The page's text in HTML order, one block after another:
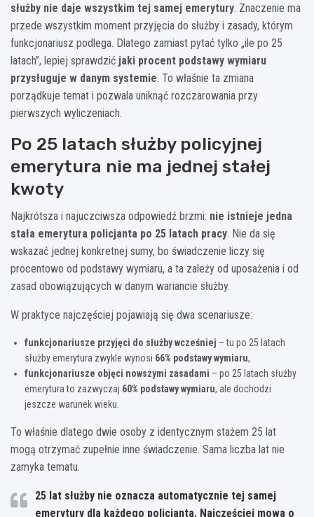
służby nie daje wszystkim tej samej emerytury. Znaczenie ma
przede wszystkim moment przyjęcia do służby i zasady, którym
funkcjonariusz podlega. Dlatego zamiast pytać tylko „ile po 25
latach”, lepiej sprawdzić jaki procent podstawy wymiaru
przysługuje w danym systemie. To właśnie ta zmiana
porządkuje temat i pozwala uniknąć rozczarowania przy
pierwszych wyliczeniach.
Po 25 latach służby policyjnej
emerytura nie ma jednej stałej
kwoty
Najkrótsza i najuczciwsza odpowiedź brzmi: nie istnieje jedna
stała emerytura policjanta po 25 latach pracy. Nie da się
wskazać jednej konkretnej sumy, bo świadczenie liczy się
procentowo od podstawy wymiaru, a ta zależy od uposażenia i od
zasad obowiązujących w danym wariancie służby.
W praktyce najczęściej pojawiają się dwa scenariusze:
funkcjonariusze przyjęci do służby wcześniej – tu po 25 latach
służby emerytura zwykle wynosi 66% podstawy wymiaru,
funkcjonariusze objęci nowszymi zasadami – po 25 latach służby
emerytura to zazwyczaj 60% podstawy wymiaru, ale dochodzi
jeszcze warunek wieku.
To właśnie dlatego dwie osoby z identycznym stażem 25 lat
mogą otrzymać zupełnie inne świadczenie. Sama liczba lat nie
zamyka tematu.
25 lat służby nie oznacza automatycznie tej samej
emerytury dla każdego policjanta. Najczęściej mowa o